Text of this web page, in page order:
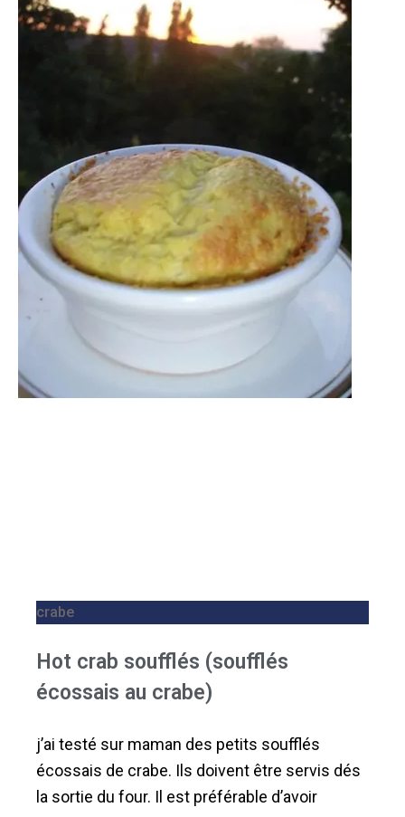
crabe
Hot crab soufflés (soufflés
écossais au crabe)
j’ai testé sur maman des petits soufflés
écossais de crabe. Ils doivent être servis dés
la sortie du four. Il est préférable d’avoir